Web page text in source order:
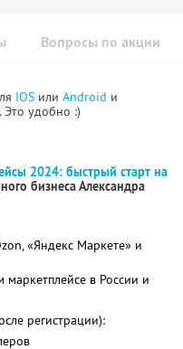
Вопросы по акции
IOS или Android и
Это удобно :)
2024: быстрый старт на
бизнеса Александра
«Яндекс Маркете» и
маркетплейсе в России и
регистрации):